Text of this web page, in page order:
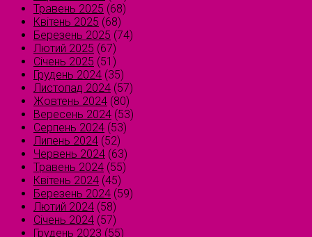
Травень 2025 (68)
Квітень 2025 (68)
Березень 2025 (74)
Лютий 2025 (67)
Січень 2025 (51)
Грудень 2024 (35)
Листопад 2024 (57)
Жовтень 2024 (80)
Вересень 2024 (53)
Серпень 2024 (53)
Липень 2024 (52)
Червень 2024 (63)
Травень 2024 (55)
Квітень 2024 (45)
Березень 2024 (59)
Лютий 2024 (58)
Січень 2024 (57)
Грудень 2023 (55)